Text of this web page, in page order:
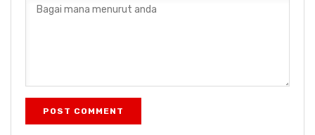
POST COMMENT